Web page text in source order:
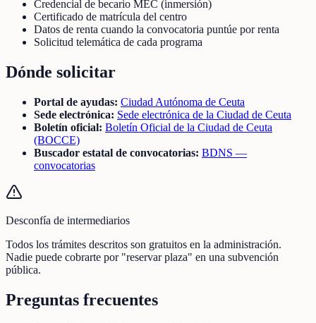
Credencial de becario MEC (inmersión)
Certificado de matrícula del centro
Datos de renta cuando la convocatoria puntúe por renta
Solicitud telemática de cada programa
Dónde solicitar
Portal de ayudas: Ciudad Autónoma de Ceuta
Sede electrónica: Sede electrónica de la Ciudad de Ceuta
Boletín oficial: Boletín Oficial de la Ciudad de Ceuta
(BOCCE)
Buscador estatal de convocatorias: BDNS —
convocatorias
Desconfía de intermediarios
Todos los trámites descritos son gratuitos en la administración.
Nadie puede cobrarte por "reservar plaza" en una subvención
pública.
Preguntas frecuentes